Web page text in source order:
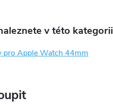
v této kategorii
pro Apple Watch 44mm